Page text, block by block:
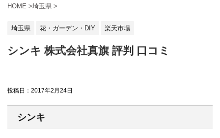
HOME >埼玉県 >
埼玉県 花・ガーデン・DIY 楽天市場
シンキ 株式会社真旗 評判 口コミ
投稿日： 2017年2月24日
シンキ